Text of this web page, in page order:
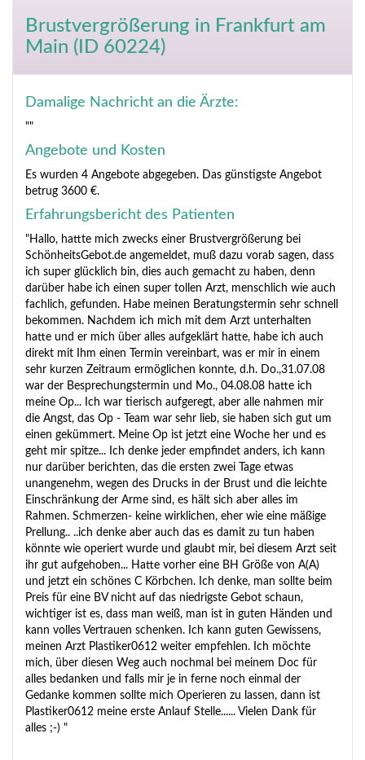
Brustvergrößerung in Frankfurt am
Main (ID 60224)
Damalige Nachricht an die Ärzte:
""
Angebote und Kosten
Es wurden 4 Angebote abgegeben. Das günstigste Angebot
betrug 3600 €.
Erfahrungsbericht des Patienten
"Hallo, hattte mich zwecks einer Brustvergrößerung bei
SchönheitsGebot.de angemeldet, muß dazu vorab sagen, dass
ich super glücklich bin, dies auch gemacht zu haben, denn
darüber habe ich einen super tollen Arzt, menschlich wie auch
fachlich, gefunden. Habe meinen Beratungstermin sehr schnell
bekommen. Nachdem ich mich mit dem Arzt unterhalten
hatte und er mich über alles aufgeklärt hatte, habe ich auch
direkt mit Ihm einen Termin vereinbart, was er mir in einem
sehr kurzen Zeitraum ermöglichen konnte, d.h. Do.,31.07.08
war der Besprechungstermin und Mo., 04.08.08 hatte ich
meine Op... Ich war tierisch aufgeregt, aber alle nahmen mir
die Angst, das Op - Team war sehr lieb, sie haben sich gut um
einen gekümmert. Meine Op ist jetzt eine Woche her und es
geht mir spitze... Ich denke jeder empfindet anders, ich kann
nur darüber berichten, das die ersten zwei Tage etwas
unangenehm, wegen des Drucks in der Brust und die leichte
Einschränkung der Arme sind, es hält sich aber alles im
Rahmen. Schmerzen- keine wirklichen, eher wie eine mäßige
Prellung.. ..ich denke aber auch das es damit zu tun haben
könnte wie operiert wurde und glaubt mir, bei diesem Arzt seit
ihr gut aufgehoben... Hatte vorher eine BH Größe von A(A)
und jetzt ein schönes C Körbchen. Ich denke, man sollte beim
Preis für eine BV nicht auf das niedrigste Gebot schaun,
wichtiger ist es, dass man weiß, man ist in guten Händen und
kann volles Vertrauen schenken. Ich kann guten Gewissens,
meinen Arzt Plastiker0612 weiter empfehlen. Ich möchte
mich, über diesen Weg auch nochmal bei meinem Doc für
alles bedanken und falls mir je in ferne noch einmal der
Gedanke kommen sollte mich Operieren zu lassen, dann ist
Plastiker0612 meine erste Anlauf Stelle...... Vielen Dank für
alles ;-) "